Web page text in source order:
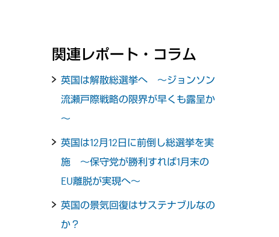
関連レポート・コラム
英国は解散総選挙へ ～ジョンソン
流瀬戸際戦略の限界が早くも露呈か
～
英国は12月12日に前倒し総選挙を実
施 ～保守党が勝利すれば1月末の
EU離脱が実現へ～
英国の景気回復はサステナブルなの
か？